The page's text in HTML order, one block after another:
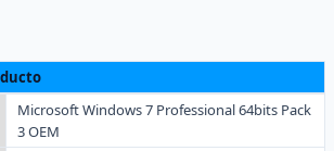
Microsoft Windows 7 Professional 64bits Pack
3 OEM